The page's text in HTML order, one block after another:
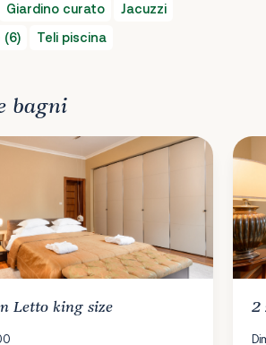
Giardino curato
Jacuzzi
(6)
Teli piscina
bagni
Letto king size 2